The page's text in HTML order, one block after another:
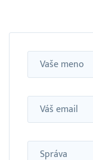
Meno
Email
Správa